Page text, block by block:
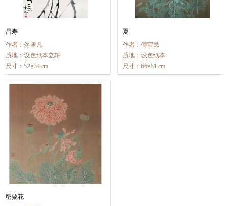
昌寿
作者：佟雪凡
质地：设色纸本立轴
尺寸：52×34 cm
夏
作者：傅宝民
质地：设色纸本
尺寸：66×51 cm
罂粟花